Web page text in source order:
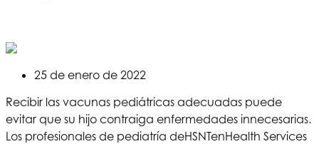
25 de enero de 2022
Recibir las vacunas pediátricas adecuadas puede
evitar que su hijo contraiga enfermedades innecesarias.
Los profesionales de pediatría deHSNTenHealth Services